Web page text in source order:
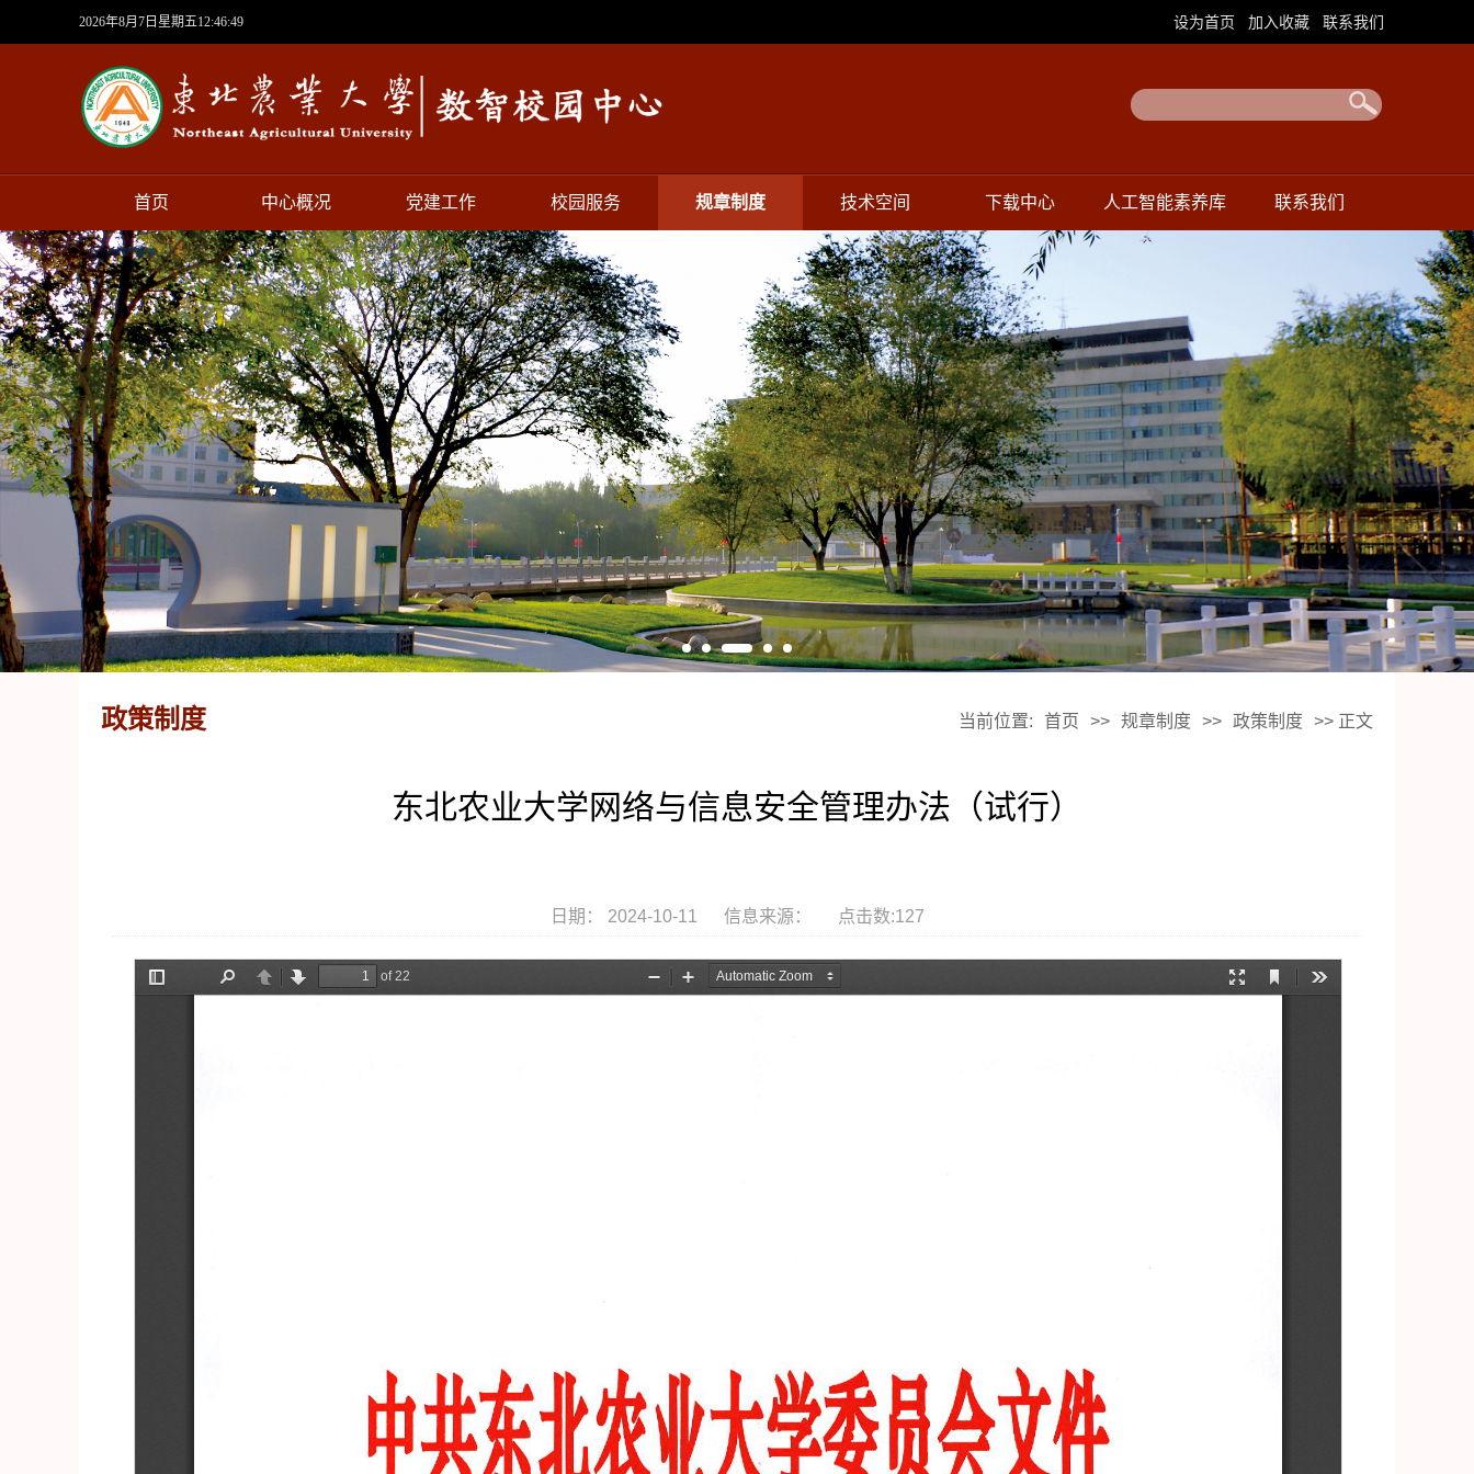
2026年8月7日星期五12:46:50 设为首页 加入收藏 联系我们
首页 中心概况 党建工作 校园服务 规章制度 技术空间 下载中心 人工智能素养库 联系我们
政策制度 当前位置: 首页 >> 规章制度 >> 政策制度 >> 正文
东北农业大学网络与信息安全管理办法（试行）
日期： 2024-10-11 信息来源： 点击数:127